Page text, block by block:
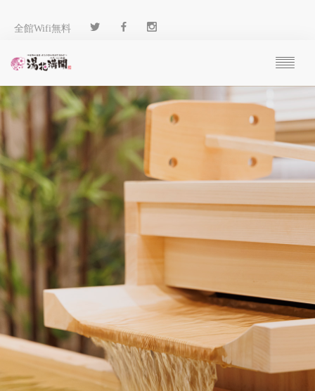
全館Wifi無料
ご予約
過ごし方
客 室
温 泉
料 理
施 設
アクセス
ブログ
ENGLISH